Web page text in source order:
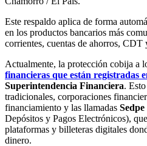
Este respaldo aplica de forma
en los productos bancarios más
corrientes, cuentas de ahorros, CDT
Actualmente, la protección cobija a
financieras que están registradas
Superintendencia Financiera.
tradicionales, corporaciones
financiamiento y las llamadas Sedpe
Depósitos y Pagos Electrónicos),
plataformas y billeteras digitales
dinero.